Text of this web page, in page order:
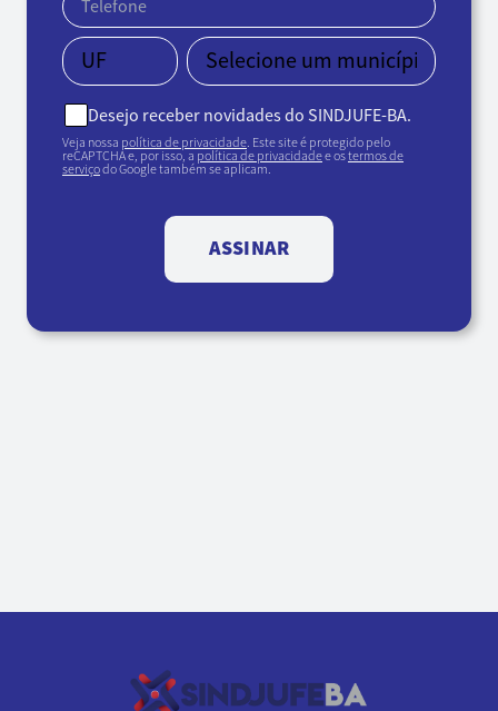
Desejo receber novidades do SINDJUFE-BA.
Veja nossa política de privacidade. Este site é protegido pelo
reCAPTCHA e, por isso, a política de privacidadee ostermos de
serviçodo Google também se aplicam.
ASSINAR